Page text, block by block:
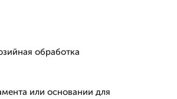
обработка
или основании для